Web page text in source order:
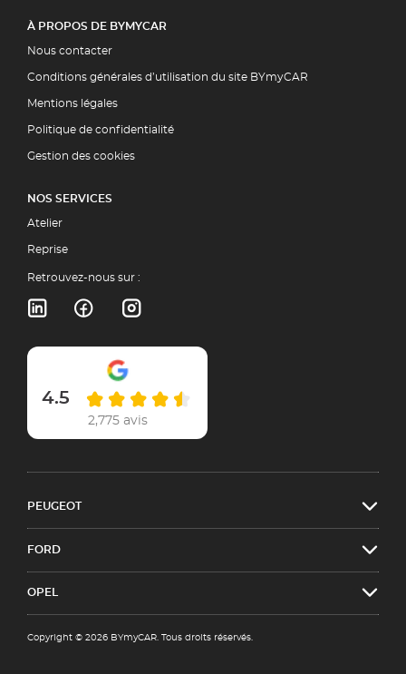
À PROPOS DE BYMYCAR
Nous contacter
Conditions générales d’utilisation du site BYmyCAR
Mentions légales
Politique de confidentialité
Gestion des cookies
NOS SERVICES
Atelier
Reprise
Retrouvez-nous sur :
4.5
2,775 avis
PEUGEOT
FORD
OPEL
Copyright © 2026 BYmyCAR. Tous droits réservés.